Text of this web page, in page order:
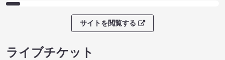
サイトを閲覧する
ライブチケット